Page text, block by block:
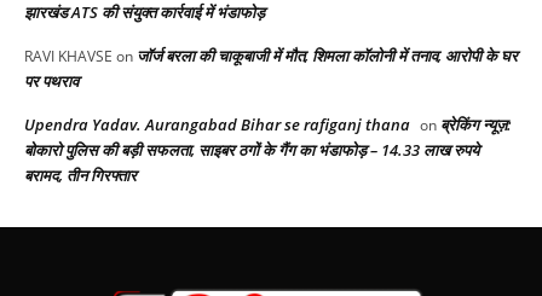
झारखंड ATS की संयुक्त कार्रवाई में भंडाफोड़
RAVI KHAVSE on जॉर्ज बरला की चाकूबाजी में मौत, शिमला कॉलोनी में तनाव, आरोपी के घर
पर पथराव
Upendra Yadav. Aurangabad Bihar se rafiganj thana on ब्रेकिंग न्यूज़:
बोकारो पुलिस की बड़ी सफलता, साइबर ठगों के गैंग का भंडाफोड़ – 14.33 लाख रुपये
बरामद, तीन गिरफ्तार